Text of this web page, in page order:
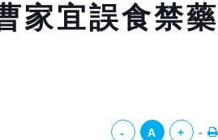
家宜誤食禁藥
- A +